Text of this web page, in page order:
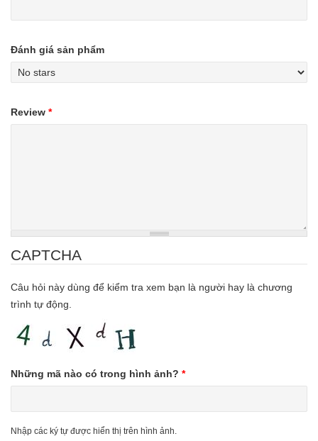
Đánh giá sản phẩm
Review *
CAPTCHA
Câu hỏi này dùng để kiểm tra xem bạn là người hay là chương
trình tự động.
Những mã nào có trong hình ảnh? *
Nhập các ký tự được hiển thị trên hình ảnh.